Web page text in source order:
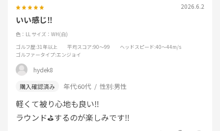
2026.6.2
いい感じ‼️
色：LL サイズ：WH(白)
ゴルフ歴:31年以上 平均スコア:90～99 ヘッドスピード:40～44m/s
ゴルファータイプ:エンジョイ
hydek8
年代:60代 性別:男性
軽くて被り心地も良い‼️
ラウンド⛳️するのが楽しみです‼️